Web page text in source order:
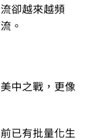
卻越來越頻
。
中之戰，更像
已有批量化生